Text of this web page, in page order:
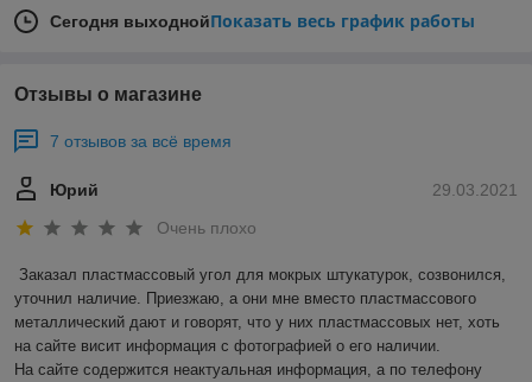
Сегодня выходнойПоказать весь график работы
Отзывы о магазине
7 отзывов за всё время
29.03.2021
Юрий
Очень плохо
Заказал пластмассовый угол для мокрых штукатурок, созвонился,
уточнил наличие. Приезжаю, а они мне вместо пластмассового
металлический дают и говорят, что у них пластмассовых нет, хоть
на сайте висит информация с фотографией о его наличии.
На сайте содержится неактуальная информация, а по телефону